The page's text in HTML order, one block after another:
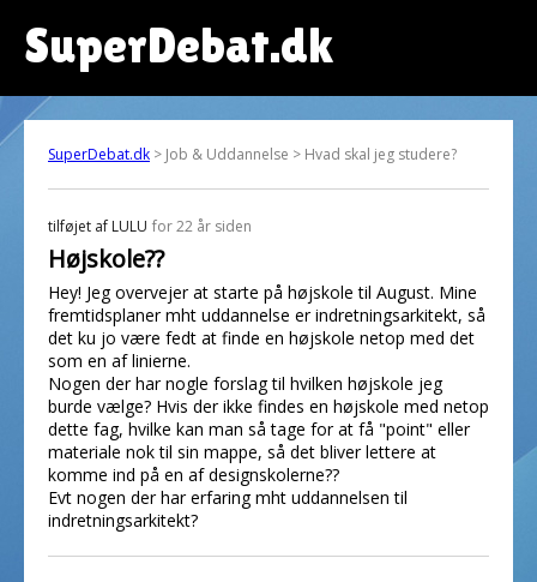
SuperDebat.dk
SuperDebat.dk > Job & Uddannelse > Hvad skal jeg studere?
tilføjet af LULU for 22 år siden
Højskole??
Hey! Jeg overvejer at starte på højskole til August. Mine
fremtidsplaner mht uddannelse er indretningsarkitekt, så
det ku jo være fedt at finde en højskole netop med det
som en af linierne.
Nogen der har nogle forslag til hvilken højskole jeg
burde vælge? Hvis der ikke findes en højskole med netop
dette fag, hvilke kan man så tage for at få "point" eller
materiale nok til sin mappe, så det bliver lettere at
komme ind på en af designskolerne??
Evt nogen der har erfaring mht uddannelsen til
indretningsarkitekt?